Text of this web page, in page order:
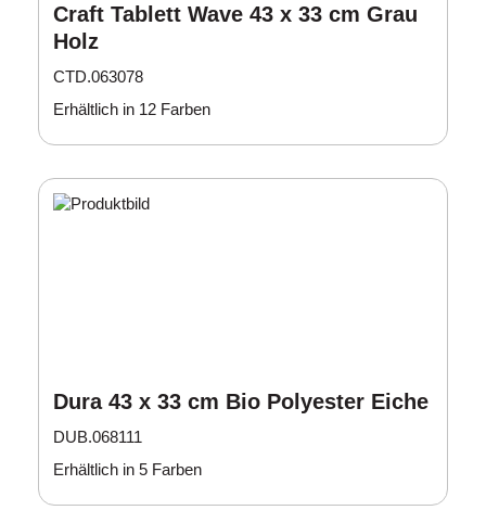
Craft Tablett Wave 43 x 33 cm Grau
Holz
CTD.063078
Erhältlich in 12 Farben
Dura 43 x 33 cm Bio Polyester Eiche
DUB.068111
Erhältlich in 5 Farben